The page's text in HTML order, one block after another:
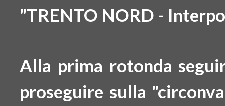
"TRENTO NORD -
Alla prima rotonda
proseguire sulla